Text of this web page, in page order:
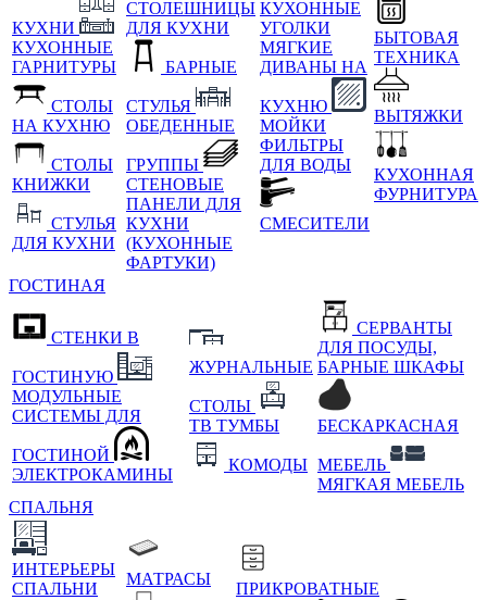
КУХНИ
КУХОННЫЕ
ГАРНИТУРЫ
СТОЛЫ
НА КУХНЮ
СТОЛЫ
КНИЖКИ
СТУЛЬЯ
ДЛЯ КУХНИ
СТОЛЕШНИЦЫ
ДЛЯ КУХНИ
БАРНЫЕ
СТУЛЬЯ
ОБЕДЕННЫЕ
ГРУППЫ
СТЕНОВЫЕ
ПАНЕЛИ ДЛЯ
КУХНИ
(КУХОННЫЕ
ФАРТУКИ)
КУХОННЫЕ
УГОЛКИ
МЯГКИЕ
ДИВАНЫ НА
КУХНЮ
МОЙКИ
ФИЛЬТРЫ
ДЛЯ ВОДЫ
СМЕСИТЕЛИ
БЫТОВАЯ
ТЕХНИКА
ВЫТЯЖКИ
КУХОННАЯ
ФУРНИТУРА
ГОСТИНАЯ
СТЕНКИ В
ГОСТИНУЮ
МОДУЛЬНЫЕ
СИСТЕМЫ ДЛЯ
ГОСТИНОЙ
ЭЛЕКТРОКАМИНЫ
ЖУРНАЛЬНЫЕ
СТОЛЫ
ТВ ТУМБЫ
КОМОДЫ
СЕРВАНТЫ
ДЛЯ ПОСУДЫ,
БАРНЫЕ ШКАФЫ
БЕСКАРКАСНАЯ
МЕБЕЛЬ
МЯГКАЯ МЕБЕЛЬ
СПАЛЬНЯ
ИНТЕРЬЕРЫ
СПАЛЬНИ
МАТРАСЫ
ПРИКРОВАТНЫЕ